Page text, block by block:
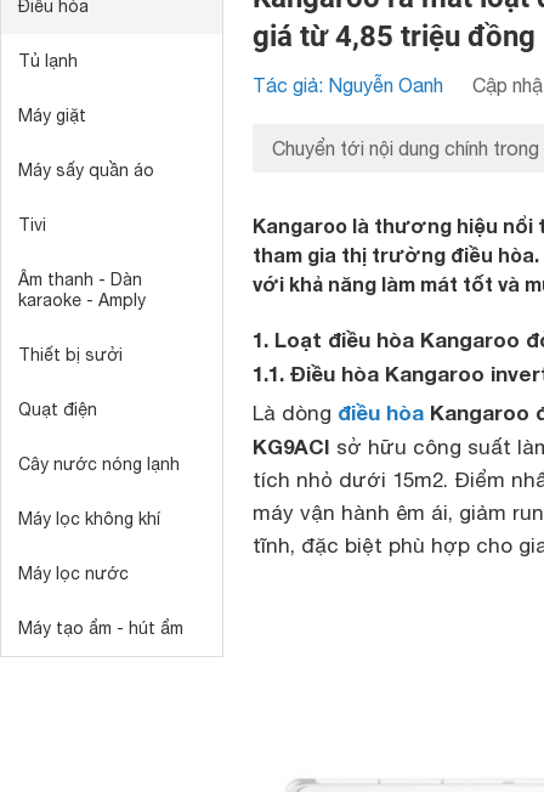
Điều hòa
Tủ lạnh
Máy giặt
Máy sấy quần áo
Tivi
Âm thanh - Dàn
karaoke - Amply
Thiết bị sưởi
Quạt điện
Cây nước nóng lạnh
Máy lọc không khí
Máy lọc nước
Máy tạo ẩm - hút ẩm
giá từ 4,85 triệu đồng
Tác giả: Nguyễn Oanh Cập
Chuyển tới nội dung chính trong
Kangaroo là thương hiệu nổi
tham gia thị trường điều
với khả năng làm mát tốt và
1. Loạt điều hòa Kangaroo
1.1. Điều hòa Kangaroo
Là dòng điều hòa Kangaroo
KG9ACI sở hữu công suất
tích nhỏ dưới 15m2. Điểm
máy vận hành êm ái, giảm
tĩnh, đặc biệt phù hợp cho